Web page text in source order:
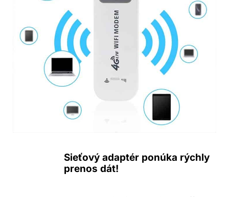
Sieťový adaptér ponúka rýchly
prenos dát!